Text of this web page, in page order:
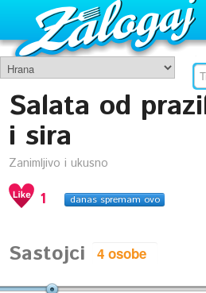
Salata od
i sira
Zanimljivo i ukusno
1 danas spremam ovo
Sastojci